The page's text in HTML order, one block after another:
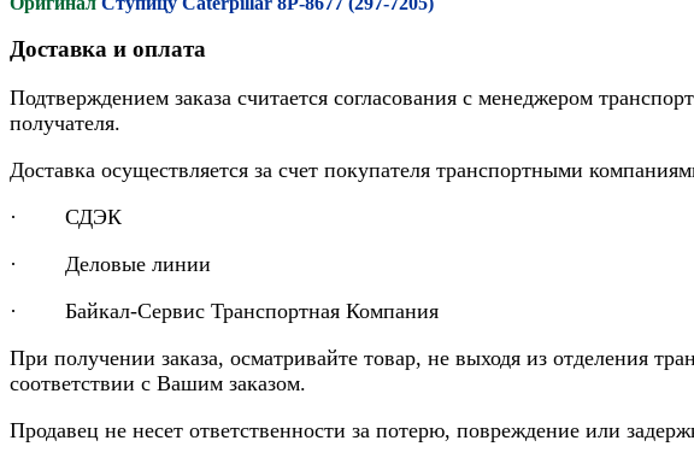
Доставка и оплата
Подтверждением заказа считается согласования с менеджером
получателя.
Доставка осуществляется за счет покупателя транспортными
· СДЭК
· Деловые линии
· Байкал-Сервис Транспортная Компания
При получении заказа, осматривайте товар, не выходя из отделения
соответствии с Вашим заказом.
Продавец не несет ответственности за потерю, повреждение или